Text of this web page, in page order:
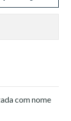
com nome